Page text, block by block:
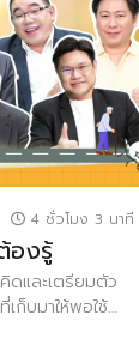
4 ชั่วโมง 3 นาที
องรู้
ดและเตรียมตัว
เก็บมาให้พอใช้